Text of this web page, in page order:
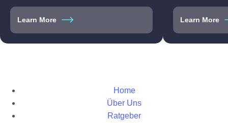
Learn More Learn More
Home
Über Uns
Ratgeber